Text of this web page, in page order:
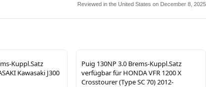
Reviewed in the United States on December 8, 2025
Kuppl.Satz
Kawasaki J300
Puig 130NP 3.0 Brems-Kuppl.Satz
verfügbar für HONDA VFR 1200 X
Crosstourer (Type SC 70) 2012-